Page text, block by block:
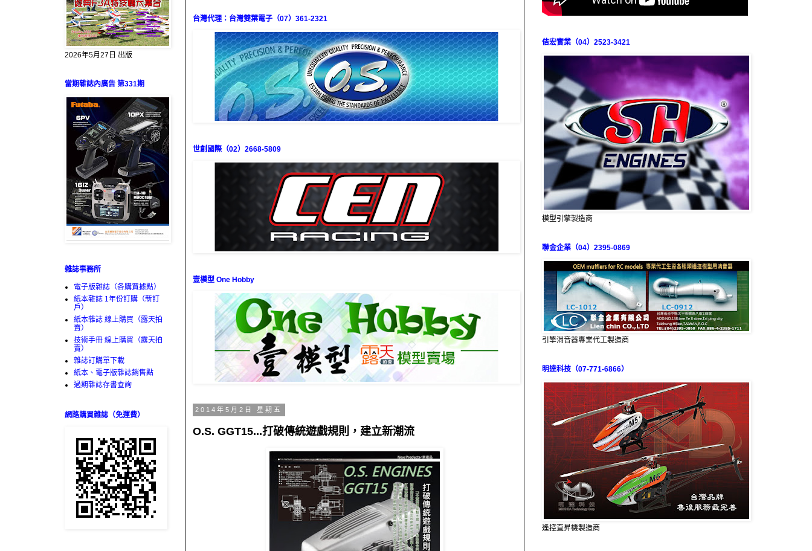
台灣代理：台灣雙葉電子（07）361-2321
世創國際（02）2668-5809
壹模型 One Hobby
2014年5月2日 星期五
O.S. GGT15...打破傳統遊戲規則，建立新潮流
2026年5月27日 出版
當期雜誌內廣告 第331期
雜誌事務所
電子版雜誌（各購買據點）
紙本雜誌 1年份訂購（新訂
戶）
紙本雜誌 線上購買（露天拍
賣）
技術手冊 線上購買（露天拍
賣）
雜誌訂購單下載
紙本、電子版雜誌銷售點
過期雜誌存書查詢
網路購買雜誌（免運費）
佶宏實業（04）2523-3421
模型引擎製造商
聯金企業（04）2395-0869
引擎消音器專業代工製造商
明達科技（07-771-6866）
遙控直昇機製造商